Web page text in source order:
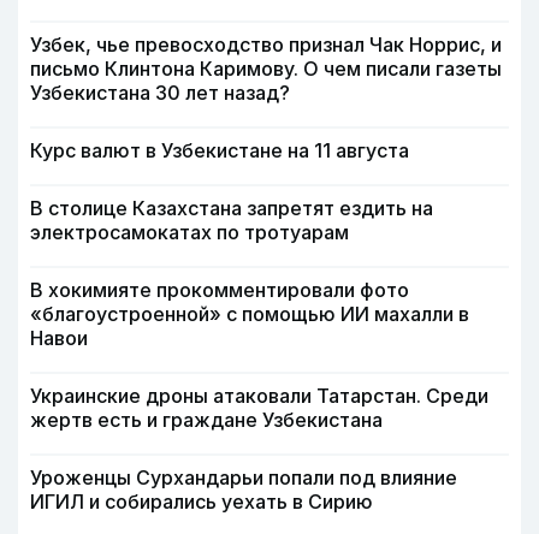
Узбек, чье превосходство признал Чак Норрис, и
письмо Клинтона Каримову. О чем писали газеты
Узбекистана 30 лет назад?
Курс валют в Узбекистане на 11 августа
В столице Казахстана запретят ездить на
электросамокатах по тротуарам
В хокимияте прокомментировали фото
«благоустроенной» с помощью ИИ махалли в
Навои
Украинские дроны атаковали Татарстан. Среди
жертв есть и граждане Узбекистана
Уроженцы Сурхандарьи попали под влияние
ИГИЛ и собирались уехать в Сирию